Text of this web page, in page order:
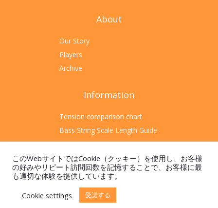
About
Our Story
Players
Archive
Information
Tension comparison chart
Bass String Scale Length Guide
Sitemap
© 2024 キクタニミュージック株式会社
このWebサイトではCookie（クッキー）を使用し、お客様
の好みやリピート訪問回数を記憶することで、お客様に最
も適切な体験を提供しています。
Cookie settings
受諾する